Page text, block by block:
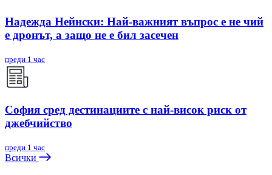
Надежда Нейнски: Най-важният въпрос е не чий
е дронът, а защо не е бил засечен
преди 1 час
София сред дестинациите с най-висок риск от
джебчийство
преди 1 час
Всички